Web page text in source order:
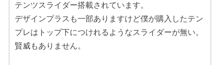
テンツスライダー搭載されています。
デザインプラスも一部ありますけど僕が購入したテン
プレはトップ下につけれるようなスライダーが無い。
賢威もありません。